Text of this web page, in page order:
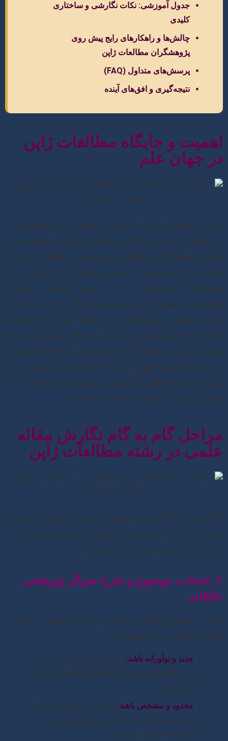
جدول آموزشی: نکات نگارشی و ساختاری
کلیدی
چالش‌ها و راهکارهای رایج پیش روی
پژوهشگران مطالعات ژاپن
پرسش‌های متداول (FAQ)
نتیجه‌گیری و افق‌های آینده
اهمیت و جایگاه مطالعات ژاپن
در جهان علم
ژاپن به عنوان یکی از قدرت‌های اقتصادی و فرهنگی جهان،
با پیشینه‌ای غنی و تحولات معاصر چشمگیر، همواره مورد
توجه پژوهشگران بین‌المللی بوده است. مطالعات ژاپن نه
تنها به درک عمیق‌تر یک تمدن پیچیده کمک می‌کند، بلکه
بینش‌های ارزشمندی را در مورد توسعه، نوآوری،
جهانی‌شدن، هویت ملی و روابط بین‌الملل ارائه می‌دهد. این
حوزه پژوهشی بین‌رشته‌ای، از علوم انسانی و اجتماعی
گرفته تا زبان‌شناسی و هنر، فرصت‌های بی‌شماری برای
تولید دانش نوین و اثرگذار فراهم می‌آورد و جایگاه محوری
در محافل علمی جهانی دارد. مقالات منتشر شده در این
زمینه، می‌توانند تأثیر شگرفی بر سیاست‌گذاری‌ها، روابط
فرهنگی و درک متقابل ملت‌ها داشته باشند.
مراحل گام به گام نگارش مقاله
علمی در رشته مطالعات ژاپن
نگارش یک مقاله علمی موفق، فرآیندی ساختارمند است که
نیازمند دقت، برنامه‌ریزی و اجرای صحیح هر مرحله است.
در ادامه به تشریح این مراحل می‌پردازیم:
1. انتخاب موضوع و طرح سوال پژوهشی
خلاقانه
انتخاب موضوع مناسب، اولین و شاید مهم‌ترین گام در
نگارش مقاله است. موضوع باید:
جدید و نوآورانه باشد: تکرار مکررات ارزشی ندارد. به
دنبال شکاف‌های تحقیقاتی (Research Gaps) در ادبیات
موجود باشید.
محدود و مشخص باشد: از انتخاب موضوعات بسیار
گسترده پرهیز کنید. تمرکز بر یک جنبه خاص، عمق
پژوهش را افزایش می‌دهد.